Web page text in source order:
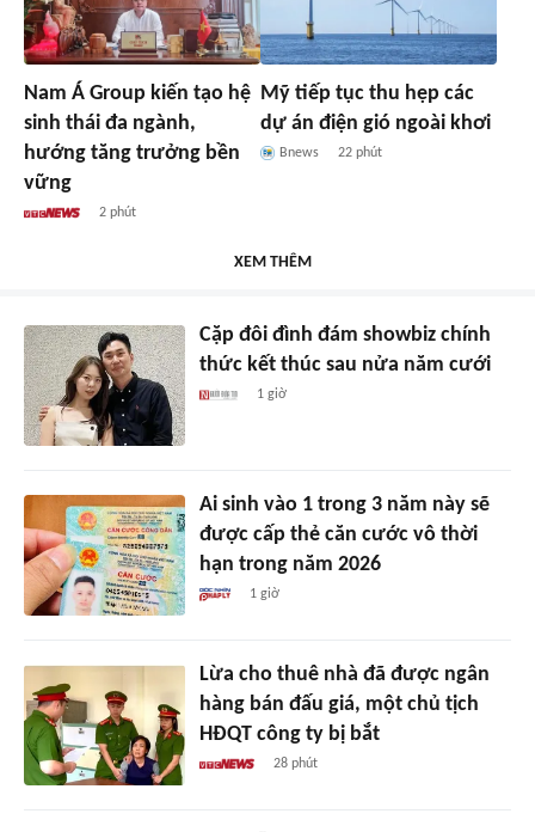
Nam Á Group kiến tạo hệ
sinh thái đa ngành,
hướng tăng trưởng bền
vững
2 phút
Mỹ tiếp tục thu hẹp các
dự án điện gió ngoài khơi
Bnews 22 phút
XEM THÊM
Cặp đôi đình đám showbiz chính
thức kết thúc sau nửa năm cưới
1 giờ
Ai sinh vào 1 trong 3 năm này sẽ
được cấp thẻ căn cước vô thời
hạn trong năm 2026
1 giờ
Lừa cho thuê nhà đã được ngân
hàng bán đấu giá, một chủ tịch
HĐQT công ty bị bắt
28 phút